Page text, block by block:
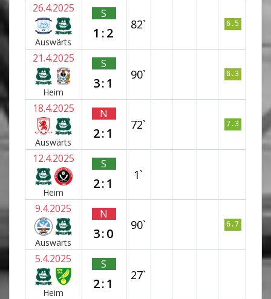
26.4.2025
Auswärts
S
1:2
82` 6.5
21.4.2025
Heim
S
3:1
90` 6.3
18.4.2025
Auswärts
N
2:1
72` 7.3
12.4.2025
Heim
S
2:1
1`
9.4.2025
Auswärts
N
3:0
90` 6.7
5.4.2025
Heim
S
2:1
27`